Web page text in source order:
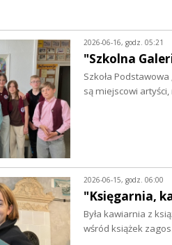
2026-06-16, godz. 05:21
"Szkolna
Szkoła
są miejscowi
2026-06-15, godz. 06:00
"Księgarnia,
Była kawiarnia z
wśród książek